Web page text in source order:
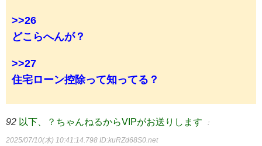
>>26
どこらへんが？
>>27
住宅ローン控除って知ってる？
92 以下、？ちゃんねるからVIPがお送りします ：
2025/07/10(木) 10:41:14.798 ID:kuRZd68S0.net